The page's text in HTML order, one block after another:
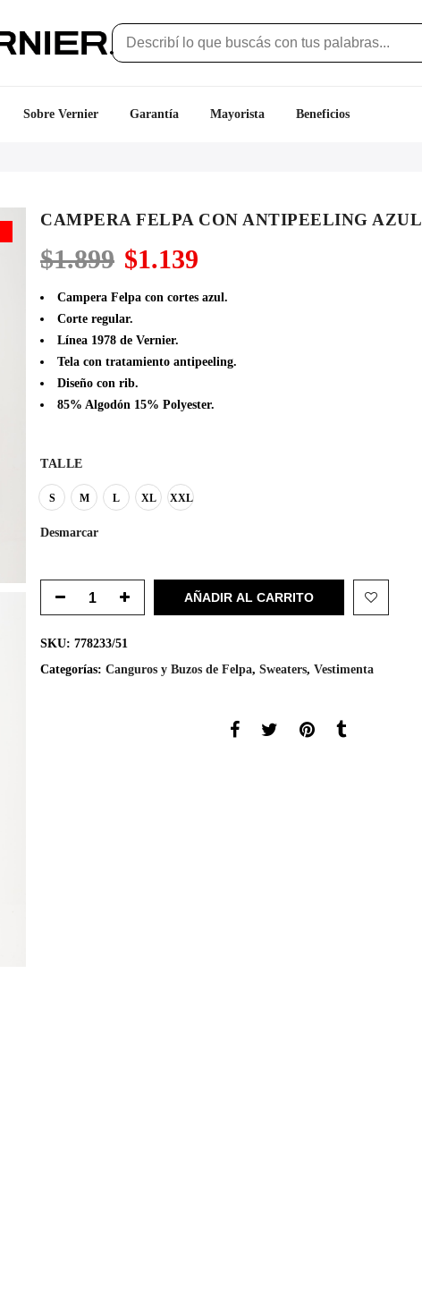
Sobre Vernier Garantía Mayorista Beneficios
CAMPERA FELPA CON ANTIPEELING AZUL
$1.899 El
precio
original
era:
$1.899.
$1.139
actual
Campera Felpa con cortes azul.
Corte regular.
Línea 1978 de Vernier.
Tela con tratamiento antipeeling.
Diseño con rib.
85% Algodón 15% Polyester.
TALLE
S M L XL XXL
Desmarcar
AÑADIR AL CARRITO
SKU: 778233/51
Categorías: Canguros y Buzos de Felpa, Sweaters, Vestimenta